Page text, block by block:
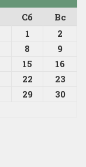
Сб
Вс
1
2
8
9
15
16
22
23
29
30